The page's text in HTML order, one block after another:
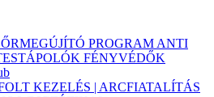
PROGRAM ANTI
FÉNYVÉDŐK
KEZELÉS | ARCFIATALÍTÁS